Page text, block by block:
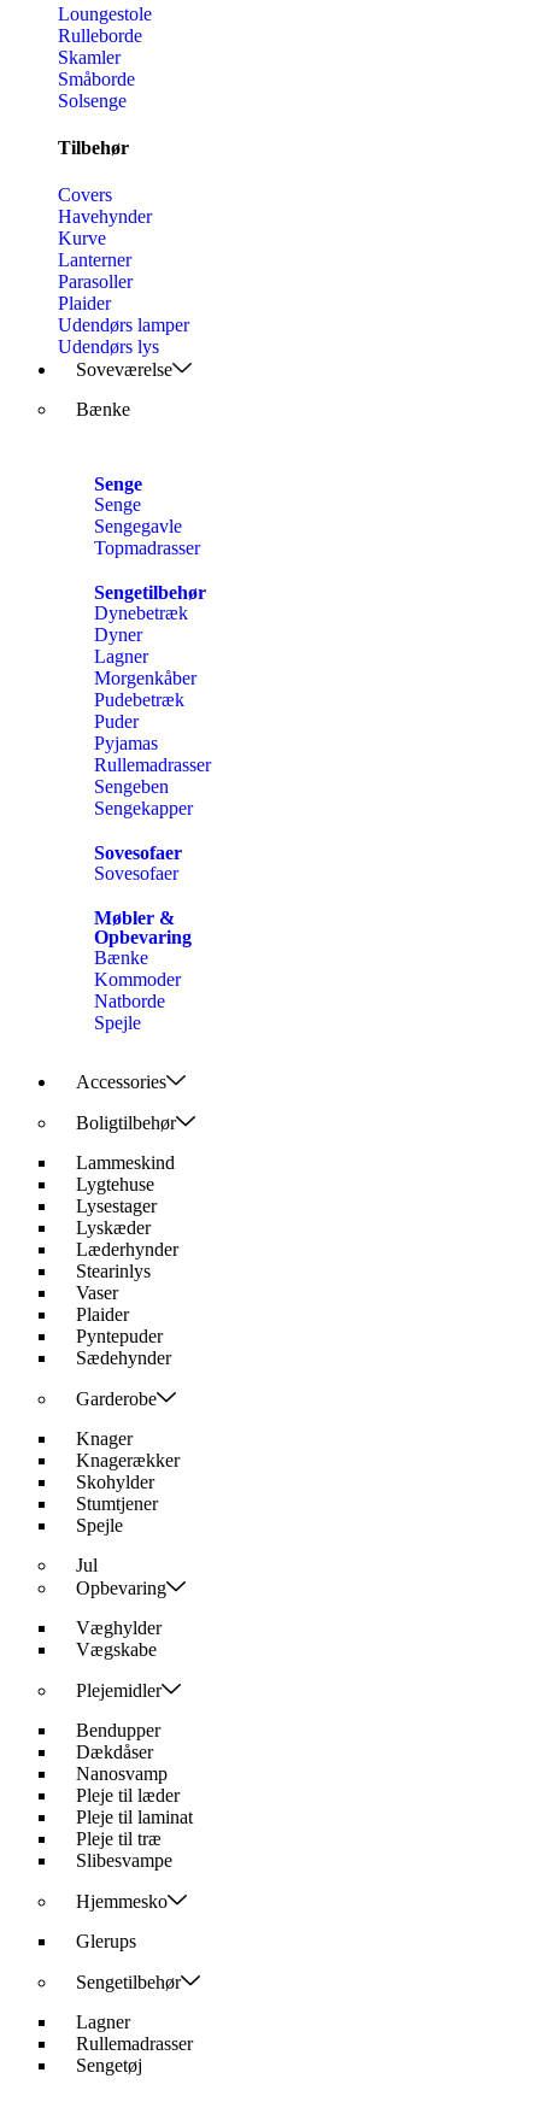
Loungestole
Rulleborde
Skamler
Småborde
Solsenge
Tilbehør
Covers
Havehynder
Kurve
Lanterner
Parasoller
Plaider
Udendørs lamper
Udendørs lys
Soveværelse
Bænke
Senge
Senge
Sengegavle
Topmadrasser
Sengetilbehør
Dynebetræk
Dyner
Lagner
Morgenkåber
Pudebetræk
Puder
Pyjamas
Rullemadrasser
Sengeben
Sengekapper
Sovesofaer
Sovesofaer
Møbler &
Opbevaring
Bænke
Kommoder
Natborde
Spejle
Accessories
Boligtilbehør
Lammeskind
Lygtehuse
Lysestager
Lyskæder
Læderhynder
Stearinlys
Vaser
Plaider
Pyntepuder
Sædehynder
Garderobe
Knager
Knagerækker
Skohylder
Stumtjener
Spejle
Jul
Opbevaring
Væghylder
Vægskabe
Plejemidler
Bendupper
Dækdåser
Nanosvamp
Pleje til læder
Pleje til laminat
Pleje til træ
Slibesvampe
Hjemmesko
Glerups
Sengetilbehør
Lagner
Rullemadrasser
Sengetøj